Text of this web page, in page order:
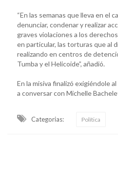
“En las semanas que lleva en el
denunciar, condenar y realizar
graves violaciones a los
en particular, las torturas que al
realizando en centros de
Tumba y el Helicoide”, añadió.
En la misiva finalizó exigiéndole
a conversar con Michelle
Categorias: Política